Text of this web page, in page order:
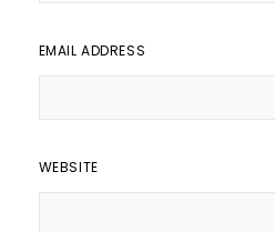
EMAIL ADDRESS
WEBSITE